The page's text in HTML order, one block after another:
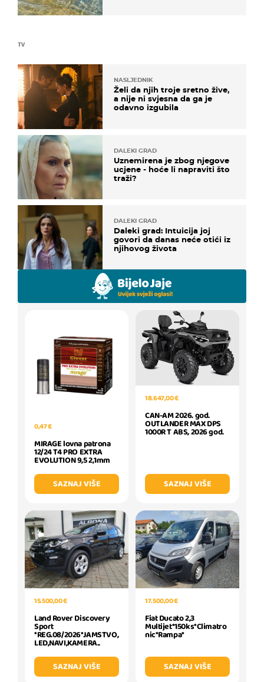
TV
NASLJEDNIK
Želi da njih troje sretno žive,
a nije ni svjesna da ga je
odavno izgubila
DALEKI GRAD
Uznemirena je zbog njegove
ucjene - hoće li napraviti što
traži?
DALEKI GRAD
Daleki grad: Intuicija joj
govori da danas neće otići iz
njihovog života
0,47 €
MIRAGE lovna patrona
12/24 T4 PRO EXTRA
EVOLUTION 9,5 2,1mm
SAZNAJ VIŠE
18.647,00 €
CAN-AM 2026. god.
OUTLANDER MAX DPS
1000R T ABS, 2026 god.
SAZNAJ VIŠE
15.500,00 €
Land Rover Discovery
Sport
*REG.08/2026*JAMSTVO,
LED,NAVI,KAMERA..
SAZNAJ VIŠE
17.500,00 €
Fiat Ducato 2,3
Multijet*150ks*Climatro
nic*Rampa*
SAZNAJ VIŠE